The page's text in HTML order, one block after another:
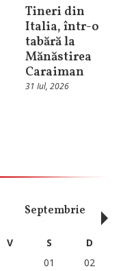
Tineri din
Italia, într-o
tabără la
Mănăstirea
Caraiman
31 Iul, 2026
Septembrie
V S
D
01
02